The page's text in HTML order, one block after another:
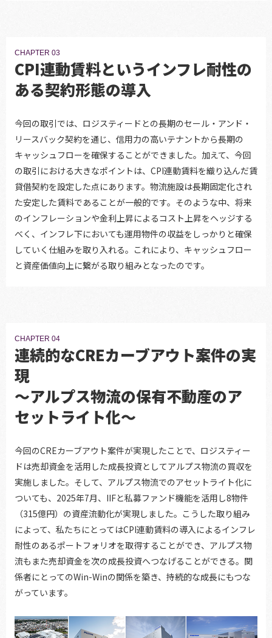
CHAPTER 03
CPI連動賃料というインフレ耐性の
ある契約形態の導入
今回の取引では、ロジスティードとの長期のセール・アンド・
リースバック契約を通じ、信用力の高いテナントから長期の
キャッシュフローを確保することができました。加えて、今回
の取引における大きなポイントは、CPI連動賃料を織り込んだ賃
貸借契約を設定した点にあります。物流施設は長期固定化され
た安定した賃料であることが一般的です。そのような中、将来
のインフレーションや金利上昇によるコスト上昇をヘッジする
べく、インフレ下においても運用物件の収益をしっかりと確保
していく仕組みを取り入れる。これにより、キャッシュフロー
と資産価値向上に繋がる取り組みとなったのです。
CHAPTER 04
連続的なCREカーブアウト案件の実
現
～アルプス物流の保有不動産のア
セットライト化～
今回のCREカーブアウト案件が実現したことで、ロジスティー
ドは売却資金を活用した成長投資としてアルプス物流の買収を
実施しました。そして、アルプス物流でのアセットライト化に
ついても、2025年7月、IIFと私募ファンド機能を活用し8物件
（315億円）の資産流動化が実現しました。こうした取り組み
によって、私たちにとってはCPI連動賃料の導入によるインフレ
耐性のあるポートフォリオを取得することができ、アルプス物
流もまた売却資金を次の成長投資へつなげることができる。関
係者にとってのWin-Winの関係を築き、持続的な成長にもつな
がっています。